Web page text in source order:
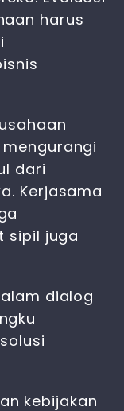
harus
dari
Kerjasama
sipil juga
dialog
kebijakan